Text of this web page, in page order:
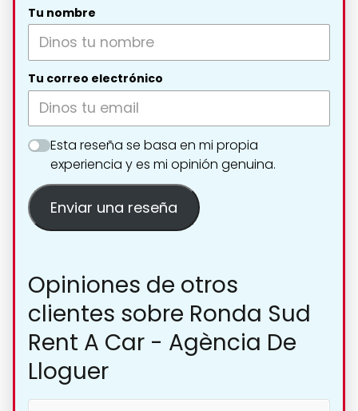
Tu nombre
Tu correo electrónico
Esta reseña se basa en mi propia
experiencia y es mi opinión genuina.
Enviar una reseña
Opiniones de otros
clientes sobre Ronda Sud
Rent A Car - Agència De
Lloguer